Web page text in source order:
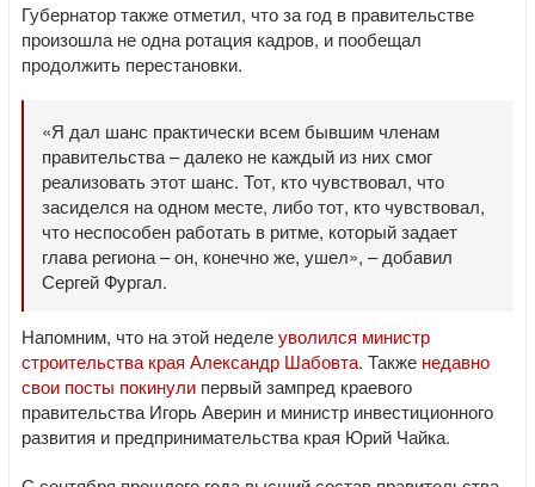
Губернатор также отметил, что за год в правительстве
произошла не одна ротация кадров, и пообещал
продолжить перестановки.
«Я дал шанс практически всем бывшим членам
правительства – далеко не каждый из них смог
реализовать этот шанс. Тот, кто чувствовал, что
засиделся на одном месте, либо тот, кто чувствовал,
что неспособен работать в ритме, который задает
глава региона – он, конечно же, ушел», – добавил
Сергей Фургал.
Напомним, что на этой неделеуволился министр
строительства края Александр Шабовта. Также недавно
свои посты покинули первый зампред краевого
правительства Игорь Аверин и министр инвестиционного
развития и предпринимательства края Юрий Чайка.